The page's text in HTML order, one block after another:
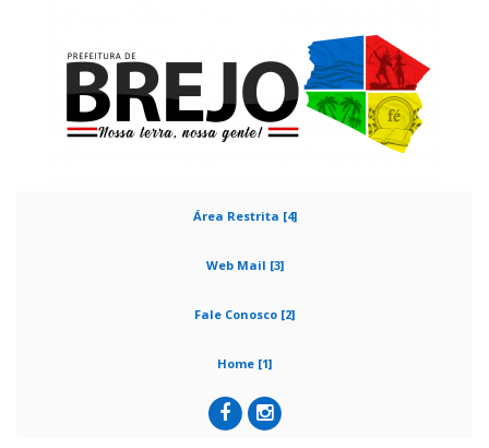
Área Restrita [4]
Web Mail [3]
Fale Conosco [2]
Home [1]